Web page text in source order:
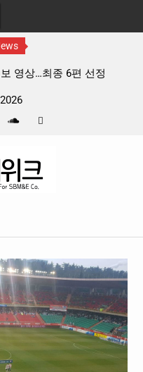
영상…최종 6편 선정
Google